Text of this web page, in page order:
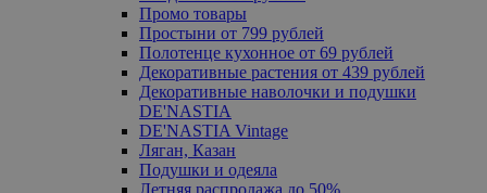
Промо товары
Простыни от 799 рублей
Полотенце кухонное от 69 рублей
Декоративные растения от 439 рублей
Декоративные наволочки и подушки
DE'NASTIA
DE'NASTIA Vintage
Ляган, Казан
Подушки и одеяла
Летняя распродажа до 50%